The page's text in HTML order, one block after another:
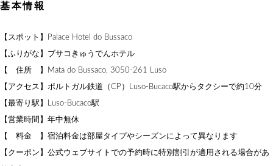
基本情報
【スポット】Palace Hotel do Bussaco
【ふりがな】ブサコきゅうでんホテル
【 住所 】Mata do Bussaco, 3050-261 Luso
【アクセス】ポルトガル鉄道（CP）Luso-Bucaco駅からタクシーで約10分
【最寄り駅】Luso-Bucaco駅
【営業時間】年中無休
【 料金 】宿泊料金は部屋タイプやシーズンによって異なります
【クーポン】公式ウェブサイトでの予約時に特別割引が適用される場合があ